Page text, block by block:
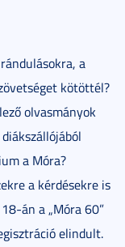
a
kötöttél?
olvasmányok
a Móra?
a kérdésekre is
án a „Móra 60”
elindult.